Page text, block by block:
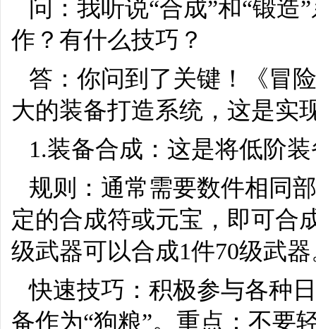
问：我听说“合成”和“锻
作？有什么技巧？
答：你问到了关键！《冒
大的装备打造系统，这是实
1.装备合成：这是将低阶
规则：通常需要数件相同
定的合成符或元宝，即可合
级武器可以合成1件70级武
快速技巧：积极参与各种
备作为“狗粮”。重点：不要